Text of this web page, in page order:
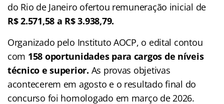
do Rio de Janeiro ofertou remuneração inicial de
R$ 2.571,58 a R$ 3.938,79.
Organizado pelo Instituto AOCP, o edital contou
com 158 oportunidades para cargos de níveis
técnico e superior. As provas objetivas
acontecerem em agosto e o resultado final do
concurso foi homologado em março de 2026.